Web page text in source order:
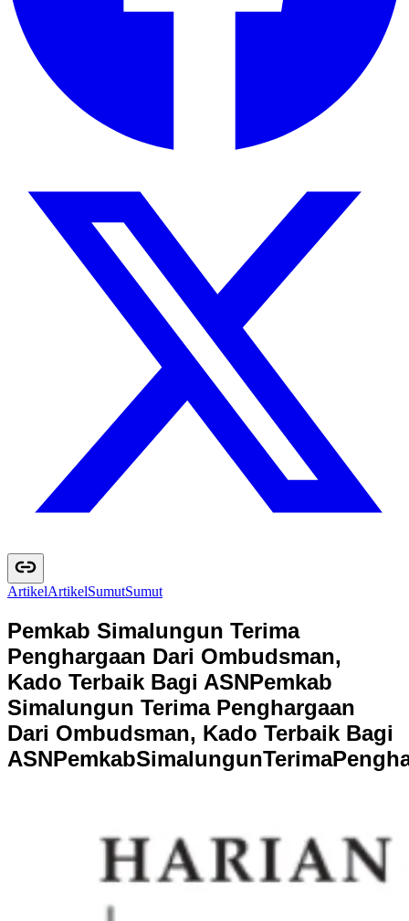
ArtikelArtikelSumutSumut
Pemkab Simalungun Terima
Penghargaan Dari Ombudsman,
Kado Terbaik Bagi ASNPemkab
Simalungun Terima Penghargaan
Dari Ombudsman, Kado Terbaik Bagi
ASNPemkabSimalungunTerimaPengh